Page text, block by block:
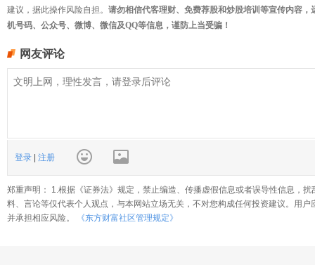
建议，据此操作风险自担。 请勿相信代客理财、免费荐股和炒股培训等宣传内容
机号码、公众号、微博、微信及QQ等信息，谨防上当受骗！
网友评论
登录 注册
郑重声明： 1.根据《证券法》规定，禁止编造、传播虚假信息或者误导性信息，
料、言论等仅代表个人观点，与本网站立场无关，不对您构成任何投资建议。用
并承担相应风险。
《东方财富社区管理规定》